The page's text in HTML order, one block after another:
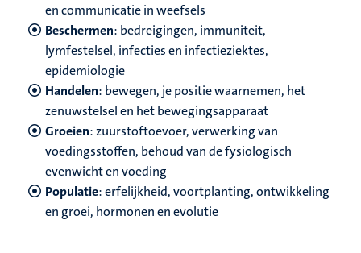
en communicatie in weefsels
Beschermen: bedreigingen, immuniteit,
lymfestelsel, infecties en infectieziektes,
epidemiologie
Handelen: bewegen, je positie waarnemen, het
zenuwstelsel en het bewegingsapparaat
Groeien: zuurstoftoevoer, verwerking van
voedingsstoffen, behoud van de fysiologisch
evenwicht en voeding
Populatie: erfelijkheid, voortplanting, ontwikkeling
en groei, hormonen en evolutie